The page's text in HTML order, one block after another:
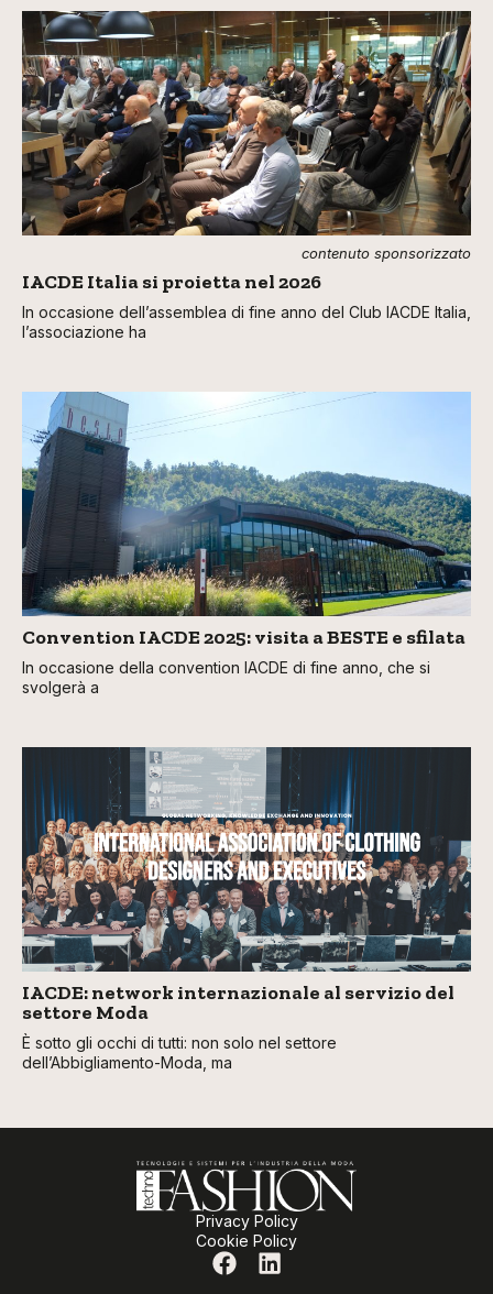
contenuto sponsorizzato
IACDE Italia si proietta nel 2026
In occasione dell’assemblea di fine anno del Club IACDE Italia,
l’associazione ha
Convention IACDE 2025: visita a BESTE e sfilata
In occasione della convention IACDE di fine anno, che si
svolgerà a
IACDE: network internazionale al servizio del
settore Moda
È sotto gli occhi di tutti: non solo nel settore
dell’Abbigliamento-Moda, ma
Privacy Policy
Cookie Policy